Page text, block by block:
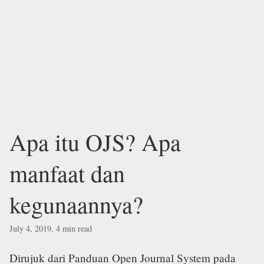
Apa itu OJS? Apa
manfaat dan
kegunaannya?
July 4, 2019, 4 min read
Dirujuk dari Panduan Open Journal System pada